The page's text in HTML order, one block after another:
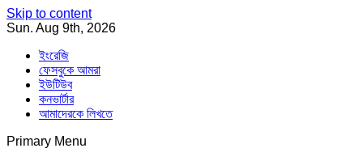
Skip to content
Sun. Aug 9th, 2026
ইংরেজি
ফেসবুকে আমরা
ইউটিউব
কনভার্টার
আমাদেরকে লিখতে
Primary Menu